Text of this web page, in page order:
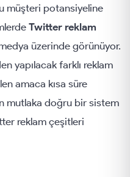
müşteri potansiyeline
Twitter reklam
üzerinde görünüyor.
yapılacak farklı reklam
amaca kısa süre
mutlaka doğru bir sistem
reklam çeşitleri